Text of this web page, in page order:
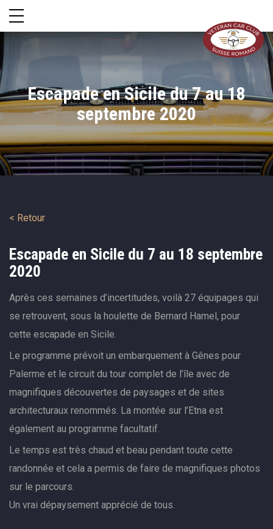
Escapade en Sicile du 7 au 18
septembre 2020
< Retour
Escapade en Sicile du 7 au 18 septembre
2020
Après ces semaines d’incertitudes, voilà 27 équipages qui
se retrouvent, sous la houlette de Bernard Hamel, pour
cette escapade en Sicile.
Le programme prévoit un embarquement à Gênes pour
Palerme et le circuit du tour complet de l’île avec de
magnifiques découvertes de paysages et de sites
architecturaux renommés. La montée sur l’Etna est
également au programme facultatif.
Le temps est très chaud et beau pendant toute cette
randonnée et cela a permis de faire de magnifiques photos
sur le parcours.
Un vrai dépaysement apprécié de tous.